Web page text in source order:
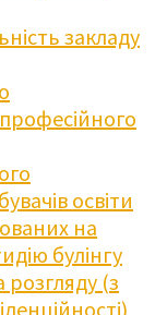
закладу
освіти
на
булінгу
(з